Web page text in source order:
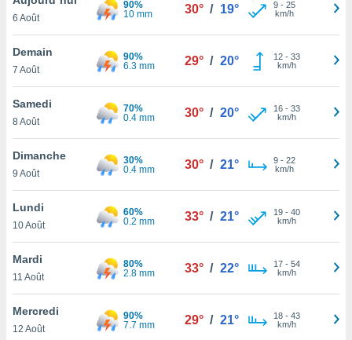
et
»,
au
vous
qu'ils
ou
le
ainsi
un
la
du
6 Août
90%
10 mm
30° / 19° 9- 25
km/h
Demain
7 Août
90%
6.3 mm
29° / 20° 12- 33
km/h
Samedi
8 Août
70%
0.4 mm
30° / 20° 16- 33
km/h
Dimanche
9 Août
30%
0.4 mm
30° / 21° 9- 22
km/h
Lundi
10 Août
60%
0.2 mm
33° / 21° 19- 40
km/h
Mardi
11 Août
80%
2.8 mm
33° / 22° 17- 54
km/h
Mercredi
12 Août
90%
7.7 mm
29° / 21° 18- 43
km/h